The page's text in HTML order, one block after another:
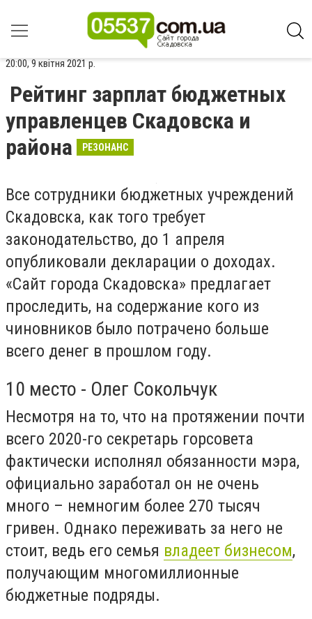
20:00, 9 квітня 2021 р.
Рейтинг зарплат бюджетных
управленцев Скадовска и
района
РЕЗОНАНС
Все сотрудники бюджетных учреждений
Скадовска, как того требует
законодательство, до 1 апреля
опубликовали декларации о доходах.
«Сайт города Скадовска» предлагает
проследить, на содержание кого из
чиновников было потрачено больше
всего денег в прошлом году.
10 место - Олег Сокольчук
Несмотря на то, что на протяжении почти
всего 2020-го секретарь горсовета
фактически исполнял обязанности мэра,
официально заработал он не очень
много – немногим более 270 тысяч
гривен. Однако переживать за него не
стоит, ведь его семья владеет бизнесом,
получающим многомиллионные
бюджетные подряды.